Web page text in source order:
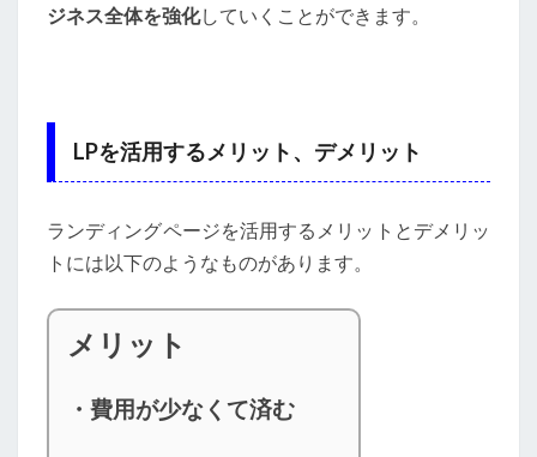
ジネス全体を強化していくことができます。
LPを活用するメリット、デメリット
ランディングページを活用するメリットとデメリッ
トには以下のようなものがあります。
メリット
・費用が少なくて済む